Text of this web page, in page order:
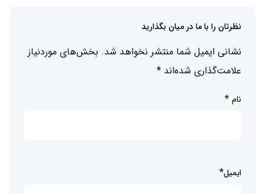
نظرتان را با ما در میان بگذارید
نشانی ایمیل شما منتشر نخواهد شد. بخش‌های موردنیاز
علامت‌گذاری شده‌اند *
نام *
ایمیل*